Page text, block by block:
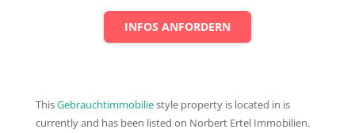
INFOS ANFORDERN
ThisGebrauchtimmobiliestyle property is located in is
currently and has been listed on Norbert Ertel Immobilien.